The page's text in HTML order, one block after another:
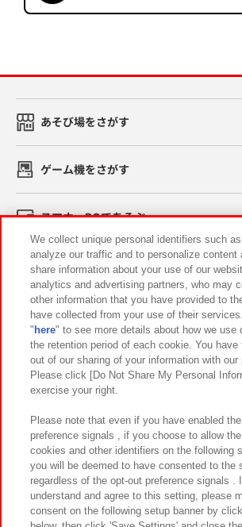
あそび場をさがす
ゲーム機をさがす
スマホ・PCであそぶ
イベント・キャンペーン
関連会社 サステナビリティ サ
プライバシーポリシー ウェブアクセシビリ
お取引先さまとともに
カスタマーハラスメント対応方針 よくあるご
We collect unique personal identifiers such
analyze our traffic and to personalize content
share information about your use of our
analytics and advertising partners, who may
other information that you have provided to
have collected from your use of their
" here" to see more details about how we use
the retention period of each cookie. You
out of our sharing of your information with our
Please click [Do Not Share My Personal
exercise your right.
Please note that even if you have enabled
preference signals , if you choose to allow
cookies and other identifiers on the following
you will be deemed to have consented to the
regardless of the opt-out preference signals .
understand and agree to this setting, please
consent on the following setup banner by